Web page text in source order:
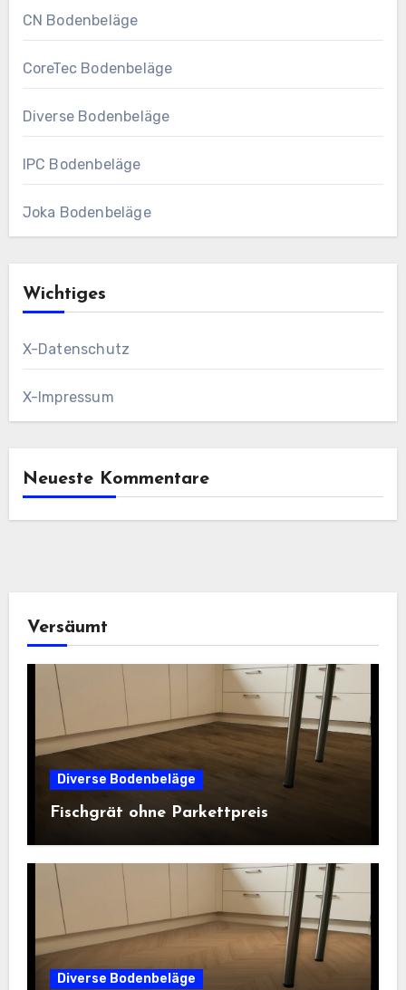
CN Bodenbeläge
CoreTec Bodenbeläge
Diverse Bodenbeläge
IPC Bodenbeläge
Joka Bodenbeläge
Wichtiges
X-Datenschutz
X-Impressum
Neueste Kommentare
Versäumt
Diverse Bodenbeläge
Fischgrät ohne Parkettpreis
Diverse Bodenbeläge